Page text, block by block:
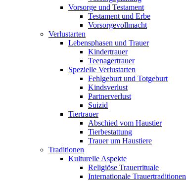
Vorsorge und Testament
Testament und Erbe
Vorsorgevollmacht
Verlustarten
Lebensphasen und Trauer
Kindertrauer
Teenagertrauer
Spezielle Verlustarten
Fehlgeburt und Totgeburt
Kindsverlust
Partnerverlust
Suizid
Tiertrauer
Abschied vom Haustier
Tierbestattung
Trauer um Haustiere
Traditionen
Kulturelle Aspekte
Religiöse Trauerrituale
Internationale Trauertraditionen